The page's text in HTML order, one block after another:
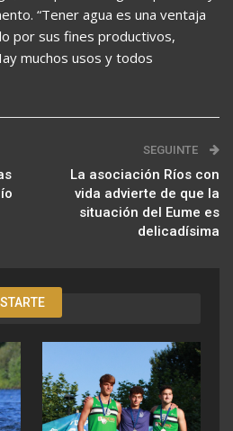
“Tener agua es una ventaja
por sus fines productivos,
muchos usos y todos
SEGUINTE
La asociación Ríos con
vida advierte de que la
situación del Eume es
delicadísima